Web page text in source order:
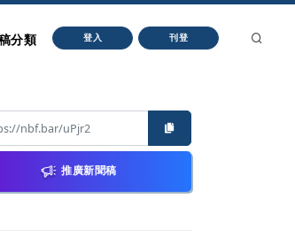
分類 登入 刊登
推廣新聞稿